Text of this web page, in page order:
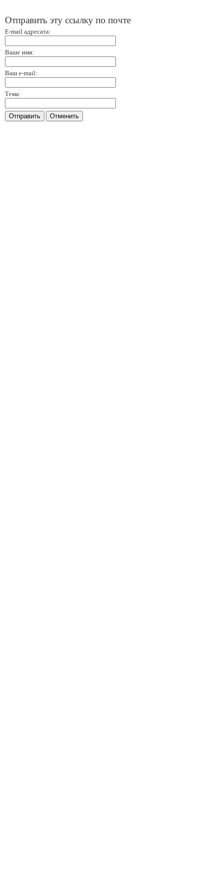
Отправить эту ссылку по почте
E-mail адресата:
Ваше имя:
Ваш e-mail:
Тема:
Отправить Отменить